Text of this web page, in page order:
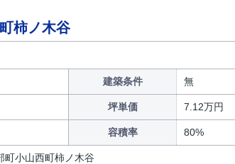
柿ノ木谷
建築条件 無
坪単価 7.12万円
容積率 80%
町小山西町柿ノ木谷